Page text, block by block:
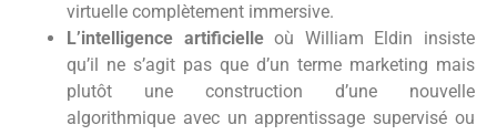
virtuelle complètement immersive.
L’intelligence artificielleoù William Eldin insiste
qu’il ne s’agit pas que d’un terme marketing mais
plutôt une construction d’une nouvelle
algorithmique avec un apprentissage supervisé ou